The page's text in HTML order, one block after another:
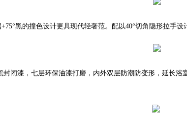
+75°黑的撞色设计更具现代轻奢范。配以40°切角隐形拉手
封闭漆，七层环保油漆打磨，内外双层防潮防变形，延长浴